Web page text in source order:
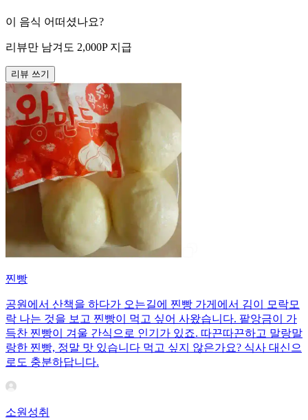
이 음식 어떠셨나요?
리뷰만 남겨도 2,000P 지급
리뷰 쓰기
찐빵
공원에서 산책을 하다가 오는길에 찐빵 가게에서 김이 모락모
락 나는 것을 보고 찐빵이 먹고 싶어 사왔습니다. 팥앙금이 가
득찬 찐빵이 겨울 간식으로 인기가 있죠. 따끈따끈하고 말랑말
랑한 찐빵, 정말 맛 있습니다 먹고 싶지 않은가요? 식사 대신으
로도 충분하답니다.
소원성취